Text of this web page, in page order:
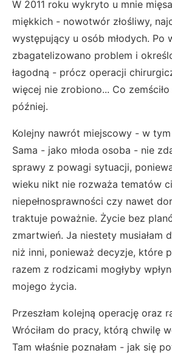
W 2011 roku wykryto u mnie
miękkich - nowotwór złośliwy,
występujący u osób młodych. Po
zbagatelizowano problem i
łagodną - prócz operacji
więcej nie zrobiono... Co zemściło
później.
Kolejny nawrót miejscowy - w
Sama - jako młoda osoba - nie
sprawy z powagi sytuacji,
wieku nikt nie rozważa tematów
niepełnosprawności czy nawet
traktuje poważnie. Życie bez
zmartwień. Ja niestety musiałam
niż inni, ponieważ decyzje, które
razem z rodzicami mogłyby
mojego życia.
Przeszłam kolejną operację oraz
Wróciłam do pracy, którą chwilę
Tam właśnie poznałam - jak się